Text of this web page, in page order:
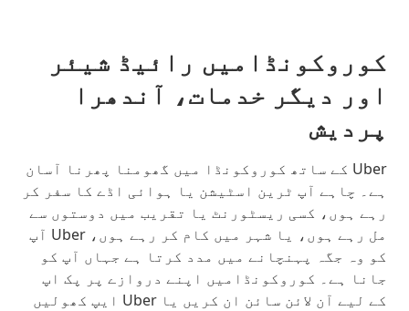
کوروکونڈامیں رائیڈ شیئر
اور دیگر خدمات، آندھرا
پردیش
Uber کے ساتھ کوروکونڈا میں گھومنا پھرنا آسان
ہے۔ چاہے آپ ٹرین اسٹیشن یا ہوائی اڈے کا سفر کر
رہے ہوں، کسی ریسٹورنٹ یا تقریب میں دوستوں سے
مل رہے ہوں، یا شہر میں کام کر رہے ہوں، Uber آپ
کو وہ جگہ پہنچانے میں مدد کرتا ہے جہاں آپ کو
جانا ہے۔ کوروکونڈامیں اپنے دروازے پر پک اپ
کے لیے آن لائن سائن ان کریں یا Uber ایپ کھولیں